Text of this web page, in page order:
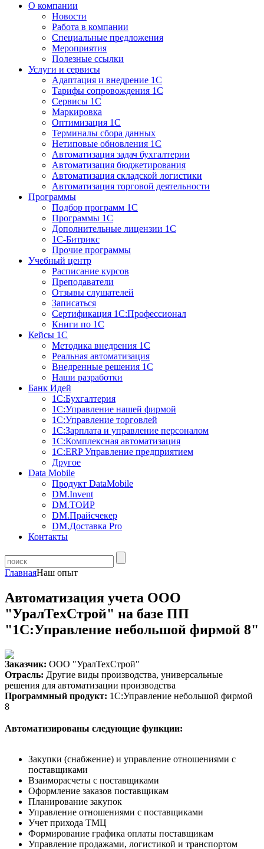
О компании
Новости
Работа в компании
Специальные предложения
Мероприятия
Полезные ссылки
Услуги и сервисы
Адаптация и внедрение 1С
Тарифы сопровождения 1С
Сервисы 1С
Маркировка
Оптимизация 1С
Терминалы сбора данных
Нетиповые обновления 1С
Автоматизация задач бухгалтерии
Автоматизация бюджетирования
Автоматизация складской логистики
Автоматизация торговой деятельности
Программы
Подбор программ 1С
Программы 1С
Дополнительные лицензии 1С
1С-Битрикс
Прочие программы
Учебный центр
Расписание курсов
Преподаватели
Отзывы слушателей
Записаться
Сертификация 1С:Профессионал
Книги по 1С
Кейсы 1С
Методика внедрения 1С
Реальная автоматизация
Внедренные решения 1С
Наши разработки
Банк Идей
1С:Бухгалтерия
1С:Управление нашей фирмой
1С:Управление торговлей
1С:Зарплата и управление персоналом
1С:Комплексная автоматизация
1С:ERP Управление предприятием
Другое
Data Mobile
Продукт DataMobile
DM.Invent
DM.ТОИР
DM.Прайсчекер
DM.Доставка Pro
Контакты
ГлавнаяНаш опыт
Автоматизация учета ООО
"УралТехСтрой" на базе ПП
"1С:Управление небольшой фирмой 8"
Заказчик: ООО "УралТехСтрой"
Отрасль: Другие виды производства, универсальные
решения для автоматизации производства
Программный продукт: 1С:Управление небольшой фирмой
8
Автоматизированы следующие функции:
Закупки (снабжение) и управление отношениями с
поставщиками
Взаиморасчеты с поставщиками
Оформление заказов поставщикам
Планирование закупок
Управление отношениями с поставщиками
Учет прихода ТМЦ
Формирование графика оплаты поставщикам
Управление продажами, логистикой и транспортом